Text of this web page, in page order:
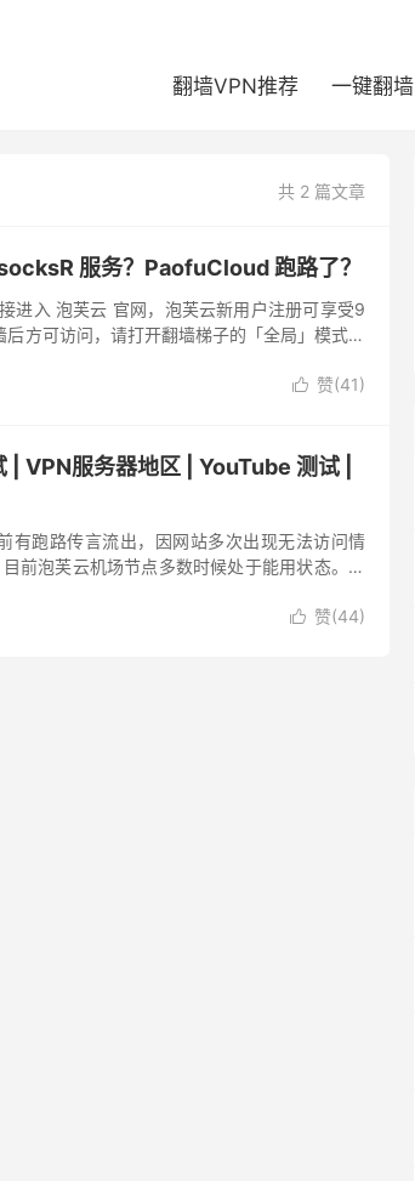
翻墙VPN推荐 一键翻墙
共 2 篇文章
服务？PaofuCloud 跑路了？
进入 泡芙云 官网，泡芙云新用户注册可享受9
方可访问，请打开翻墙梯子的「全局」模式访
 赞(41)
VPN服务器地区 | YouTube 测试 |
有跑路传言流出，因网站多次出现无法访问情
前泡芙云机场节点多数时候处于能用状态。话
 赞(44)